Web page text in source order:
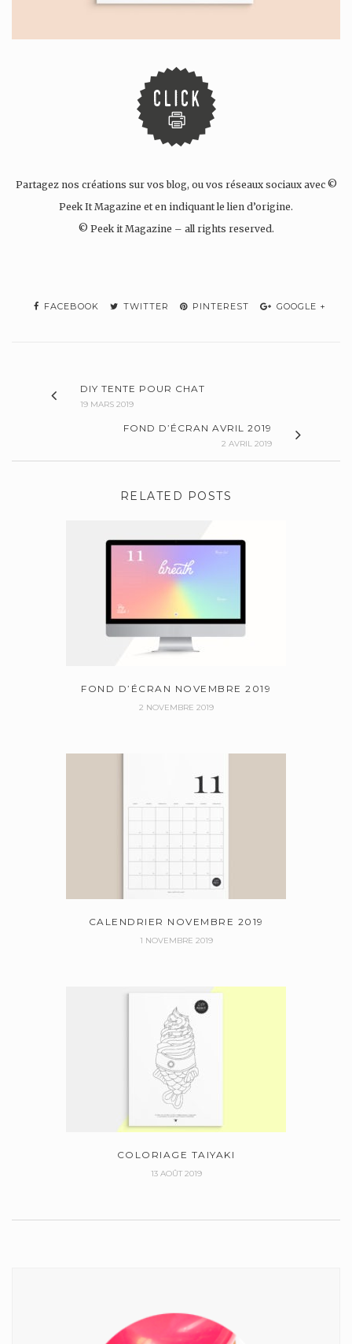
Partagez nos créations sur vos blog, ou vos réseaux sociaux avec ©
Peek It Magazine et en indiquant le lien d’origine.
© Peek it Magazine – all rights reserved.
FACEBOOK TWITTER PINTEREST GOOGLE +
DIY TENTE POUR CHAT
19 MARS 2019
FOND D’ÉCRAN AVRIL 2019
2 AVRIL 2019
RELATED POSTS
FOND D’ÉCRAN NOVEMBRE 2019
2 NOVEMBRE 2019
CALENDRIER NOVEMBRE 2019
1 NOVEMBRE 2019
COLORIAGE TAIYAKI
13 AOÛT 2019